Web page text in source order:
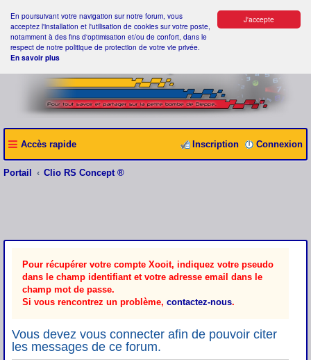
J'accepte
En poursuivant votre navigation sur notre forum, vous
acceptez l'installation et l'utilisation de cookies sur votre poste,
notamment à des fins d'optimisation et/ou de confort, dans le
respect de notre politique de protection de votre vie privée.
En savoir plus
Accès rapide Connexion
Inscription
Portail Clio RS Concept ®
Pour récupérer votre compte Xooit, indiquez votre pseudo
dans le champ identifiant et votre adresse email dans le
champ mot de passe.
Si vous rencontrez un problème, contactez-nous.
Vous devez vous connecter afin de pouvoir citer
les messages de ce forum.